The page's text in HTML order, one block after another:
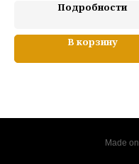
Подробности
В корзину
Made on